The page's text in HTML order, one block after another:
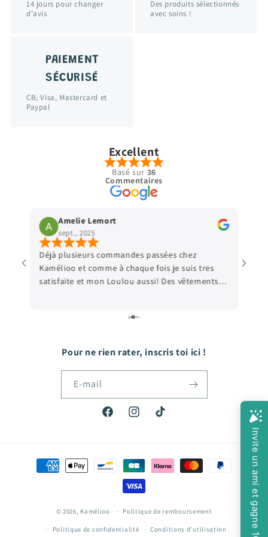
14 jours pour changer
d'avis
Des produits sélectionnés
avec soins !
PAIEMENT
SÉCURISÉ
CB, Visa, Mastercard et
Paypal
Excellent
Basé sur 36
Commentaires
Amelie Lemort
sept., 2025
Déjà plusieurs commandes passées chez
Kamélioo et comme à chaque fois je suis tres
satisfaite et mon Loulou aussi! Des vêtements
vite! Hâte de passer ma prochaine commande!
Pour ne rien rater, inscris toi ici !
E-mail
FacebookInstagramTikTok
Moyens
© 2026, Kamélioo Politique de remboursement
Politique de confidentialité Conditions d’utilisation